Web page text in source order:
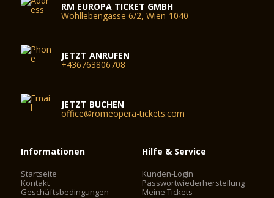
RM EUROPA TICKET GMBH
Wohllebengasse 6/2, Wien-1040
JETZT ANRUFEN
+436763806708
JETZT BUCHEN
office@romeopera-tickets.com
Informationen
Startseite
Kontakt
Geschäftsbedingungen
Hilfe & Service
Kunden-Login
Passwortwiederherstellung
Meine Tickets